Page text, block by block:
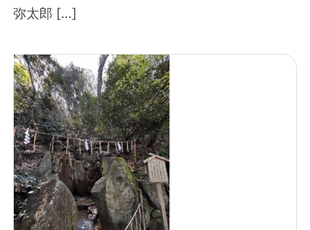
弥太郎 […]